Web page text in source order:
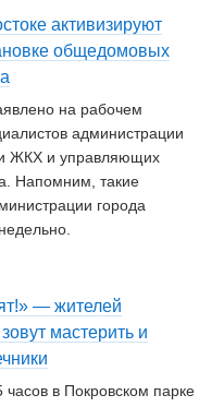
активизируют
общедомовых
на рабочем
администрации
ЖКХ и управляющих
Напомним, такие
города
— жителей
мастерить и
в Покровском парке